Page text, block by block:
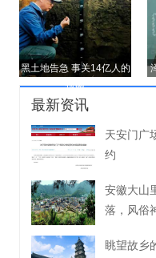
黑土地告急 事关14亿人的
饭碗
最新资讯
天安门广
约
安徽大山
落，风俗
眺望故乡